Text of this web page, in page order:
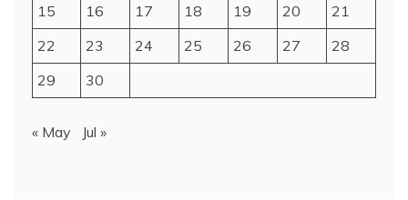
15
16 17 18 19 20
21
22
23 24 25 26 27
28
29
30
« May Jul »